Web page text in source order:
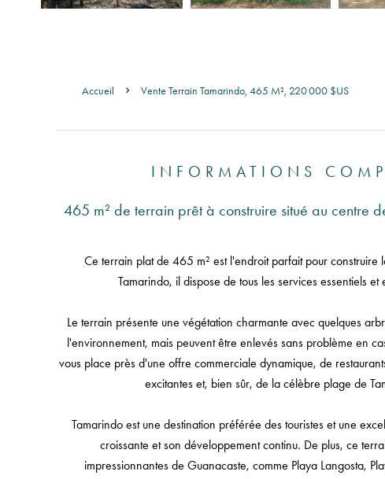
Accueil Vente Terrain Tamarindo, 465 M², 220 000 $US
INFORMATIONS
465 m² de terrain prêt à construire situé au centre
Ce terrain plat de 465 m² est l'endroit parfait pour construire
Tamarindo, il dispose de tous les services essentiels
Le terrain présente une végétation charmante avec quelques
l'environnement, mais peuvent être enlevés sans problème en
vous place près d'une offre commerciale dynamique, de
excitantes et, bien sûr, de la célèbre plage de
Tamarindo est une destination préférée des touristes et une
croissante et son développement continu. De plus, ce
impressionnantes de Guanacaste, comme Playa Langosta,